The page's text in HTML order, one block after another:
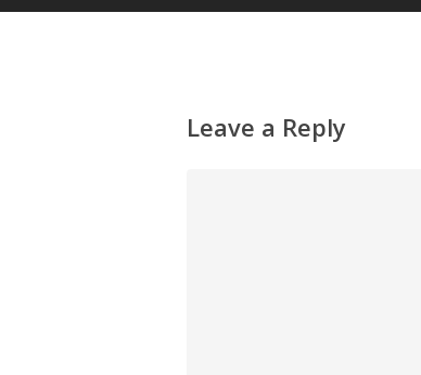
Leave a Reply